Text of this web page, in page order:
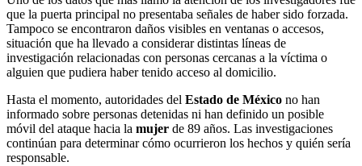
que la puerta principal no presentaba señales de haber sido forzada.
Tampoco se encontraron daños visibles en ventanas o accesos,
situación que ha llevado a considerar distintas líneas de
investigación relacionadas con personas cercanas a la víctima o
alguien que pudiera haber tenido acceso al domicilio.
Hasta el momento, autoridades del Estado de México no han
informado sobre personas detenidas ni han definido un posible
móvil del ataque hacia la mujer de 89 años. Las investigaciones
continúan para determinar cómo ocurrieron los hechos y quién sería
responsable.